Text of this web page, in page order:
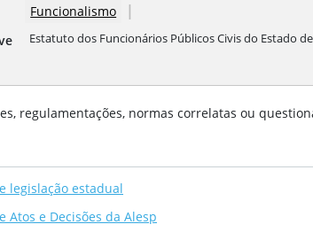
Funcionalismo |
Estatuto dos Funcionários Públicos Civis do Estado
regulamentações, normas correlatas ou
legislação estadual
Atos e Decisões da Alesp